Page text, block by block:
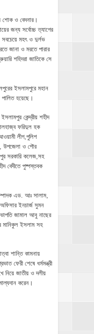
শোক ও বেদনার।
জন্য সর্বোচ্চ ত্যাগের
মহৎ ও দুর্লভ
জানা ও মরতে পারার
শহিদরা জাতিকে সে
ইসলামপুরে মহান
হয়েছে।
কেন্দ্রীয় শহীদ
আলহাজ্ব ফরিদুল হক
লীগ,পুলিশ
উপজেলা ও পৌর
সরকারি কলেজ,সহ
বেদীতে পুষ্পস্তবক
এড. আঃ সালাম,
ইনচার্জ সুমন
জামাল আবু নাছের
মানিকুল ইসলাম সহ
শান্তি কামনায়
ফেরী শেষে ধর্মমন্ত্রী
নিয়ে জাতীয় ও দলীয়
করেন।